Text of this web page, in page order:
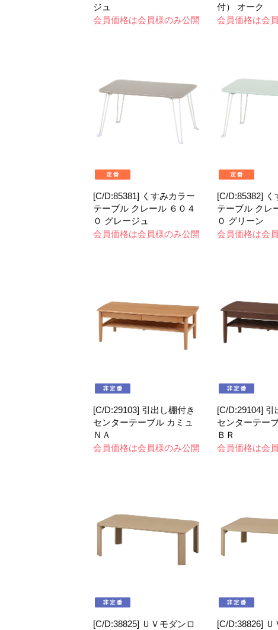
ジュ
会員価格は会員様のみ公開
付） オーク
会員価格は会
[C/D:85381] くすみカラー
テーブル クレール ６０４
０ グレージュ
会員価格は会員様のみ公開
[C/D:85382] く
テーブル クレ
０ グリーン
会員価格は会
[C/D:29103] 引出し棚付き
センターテーブル カミュ
ＮＡ
会員価格は会員様のみ公開
[C/D:29104] 引
センターテー
ＢＲ
会員価格は会
[C/D:38825] ＵＶモダンロ
[C/D:38826] Ｕ